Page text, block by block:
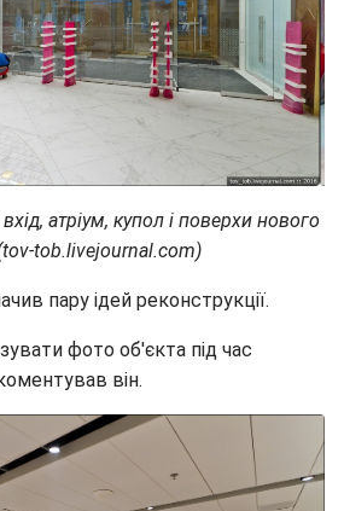
атріум, купол і поверхи нового
tob.livejournal.com)
пару ідей реконструкції.
фото об'єкта під час
він.